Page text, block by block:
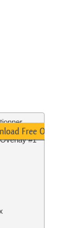
#1
Free Overlay